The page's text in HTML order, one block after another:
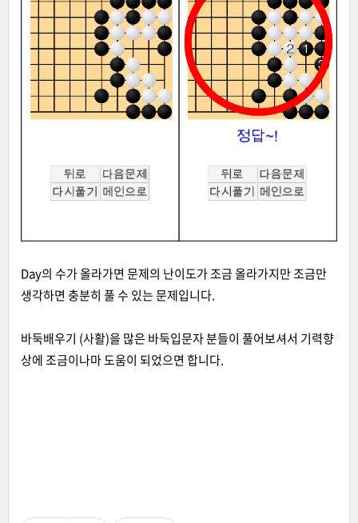
Day의 수가 올라가면 문제의 난이도가 조금 올라가지만 조금만
생각하면 충분히 풀 수 있는 문제입니다.
바둑배우기 (사활)을 많은 바둑입문자 분들이 풀어보셔서 기력향
상에 조금이나마 도움이 되었으면 합니다.